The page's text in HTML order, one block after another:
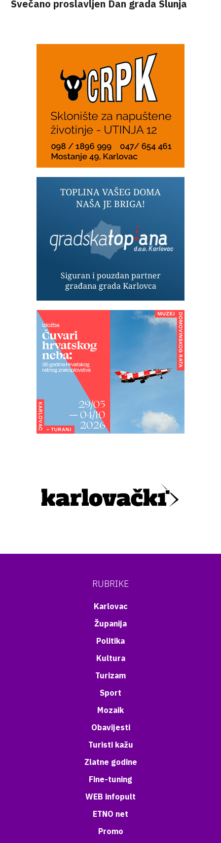
Svečano proslavljen Dan grada Slunja
RUBRIKE
Karlovac
Županija
Politika
Kultura
Turizam
Sport
Mozaik
Obavijesti
Turisti kažu
Zlatne godine
Fine-tuning
WEB infopult
ETNO net
Promo